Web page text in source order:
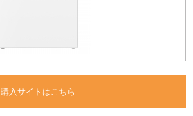
購入サイトはこちら